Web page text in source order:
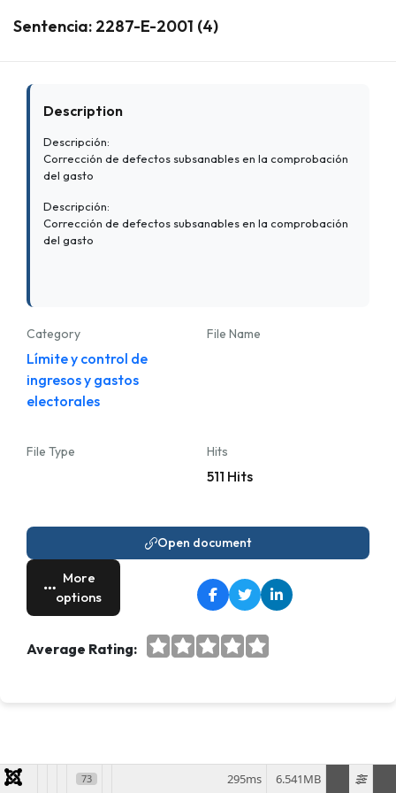
Sentencia: 2287-E-2001 (4)
Description
Descripción:
Corrección de defectos subsanables en la comprobación
del gasto
Descripción:
Corrección de defectos subsanables en la comprobación
del gasto
Category
Límite y control de
ingresos y gastos
electorales
File Name
File Type Hits
511 Hits
Open document
More
options
Average Rating:
73 6.541MB
295ms